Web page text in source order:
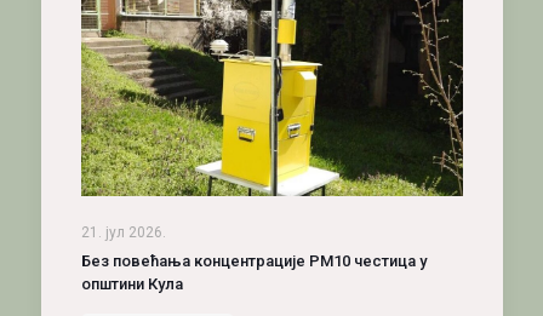
21. јул 2026.
Без повећања концентрације PM10 честица у
општини Кула